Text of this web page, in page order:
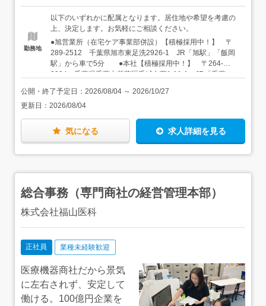
一人で病院を任せることはありません。1年目は先輩社員
に同行し、納品・回収を通じて仕事の流れを覚えるところ
からスタートします。・医療機器の名前や用途を覚える・
納品・回収の手順に慣れる・先輩が医師とどう話している
かを見て学ぶ知識や経験は、すべて現場で少しずつ身につ
けていけば大丈夫です。「まずは覚えることに集中する」
期間がしっかり用意されています。ひとり立ちまでに3年
程度かかると想定しています。焦らず着実に成長していき
が、業界・職種未経験で始めました。20代～40代を中心と
した活気のある雰囲気です。日中は各々外出していること
が多いですが、帰社した際には「あそこのラーメン美味し
かったよ」「今度○○病院に行くんだけど、近くでおすすめ
した場合につきます◎想定年収408万円（賞与3ヶ月分が支
給された場合）＜独り立ち後は月給30万2,000円以上＞1年
に1度、3ステップの研修を1つずつクリアするごとに、営
業能力手当を月1万円ずつ追加。3ステップ後は手当3万
円・月給30万2,000円以上です。【年収例】450万円／入社
3年目500万円／入社5年目600万円／入社8年目
勤務地
以下のいずれかに配属となります。居住地や希望を考慮の
上、決定します。お気軽にご相談ください。
●旭営業所（在宅ケア事業部併設）【積極採用中！】 〒
289-2512 千葉県旭市東足洗2926-1 JR「旭駅」「飯岡
駅」から車で5分 ●本社【積極採用中！】 〒264-
0004 千葉県千葉市若葉区千城台西1-11-1 JR「千葉
ら徒歩4分 ●柏営業所（在宅ケア事業部併設） 〒277-
0832 千葉県柏市北柏3-1-8 染谷ビル1F JR常磐線「北
柏駅」から徒歩2分 ●鴨川営業所 〒296-0041 千葉
県鴨川市東町483-1 JR「安房鴨川駅」から車で10分
JR「安房鴨川駅」よりバス「亀田病院行き」で「亀田病
県横浜市青葉区荏田町488-12 プラザ池尻1 106号室
人一台支給しています。基本的に、社用車での通勤です。
公開・終了予定日： 2026/08/04 ～ 2026/10/27
更新日： 2026/08/04
気になる 求人詳細を見る
総合事務（専門商社の経営管理本部）
株式会社福山医科
正社員 業種未経験歓迎
医療機器商社だから景気
に左右されず、安定して
働ける。100億円企業を